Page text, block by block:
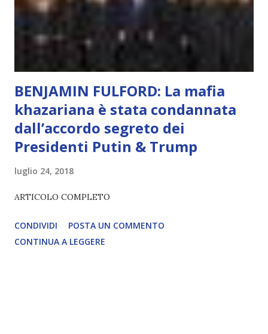
diventerà sempre più avanzata (soprattutto tra il 2027 e il
2035), emergeranno situazioni che renderanno la differenza
lampante: L’IA sarà in gr...
BENJAMIN FULFORD: La mafia
khazariana è stata condannata
dall’accordo segreto dei
Presidenti Putin & Trump
luglio 24, 2018
ARTICOLO COMPLETO
CONDIVIDI
POSTA UN COMMENTO
CONTINUA A LEGGERE